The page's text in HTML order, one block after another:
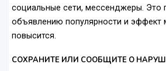
социальные сети, мессенджеры. Это
объявлению популярности и эффект
повысится.
СОХРАНИТЕ ИЛИ СООБЩИТЕ О